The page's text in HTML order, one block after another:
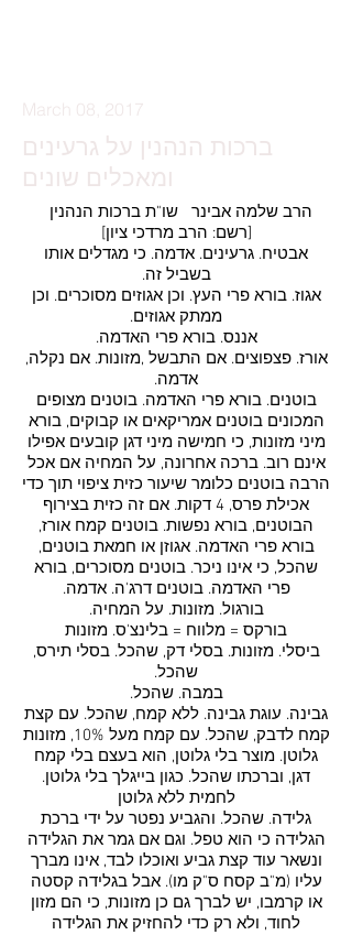
March 08, 2017
ברכות הנהנין על גרעינים
ומאכלים שונים
הרב שלמה אבינר שו"ת ברכות הנהנין
[רשם: הרב מרדכי ציון]
אבטיח. גרעינים. אדמה. כי מגדלים אותו
בשביל זה.
אגוז. בורא פרי העץ. וכן אגוזים מסוכרים. וכן
ממתק אגוזים.
אננס. בורא פרי האדמה.
אורז. פצפוצים. אם התבשל ,מזונות. אם נקלה,
אדמה.
בוטנים. בורא פרי האדמה. בוטנים מצופים
המכונים בוטנים אמריקאים או קבוקים, בורא
מיני מזונות, כי חמישה מיני דגן קובעים אפילו
אינם רוב. ברכה אחרונה, על המחיה אם אכל
הרבה בוטנים כלומר שיעור כזית ציפוי תוך כדי
אכילת פרס, 4 דקות. אם זה כזית בצירוף
הבוטנים, בורא נפשות. בוטנים קמח אורז,
בורא פרי האדמה. אגוזן או חמאת בוטנים,
שהכל, כי אינו ניכר. בוטנים מסוכרים, בורא
פרי האדמה. בוטנים דרג'ה. אדמה.
בורגול. מזונות. על המחיה.
בורקס = מלווח = בלינצ'ס. מזונות
ביסלי. מזונות. בסלי דק, שהכל. בסלי תירס,
שהכל.
במבה. שהכל.
גבינה. עוגת גבינה. ללא קמח, שהכל. עם קצת
קמח לדבק, שהכל. עם קמח מעל 10%, מזונות
גלוטן. מוצר בלי גלוטן, הוא בעצם בלי קמח
דגן, וברכתו שהכל. כגון בייגלך בלי גלוטן.
לחמית ללא גלוטן
גלידה. שהכל. והגביע נפטר על ידי ברכת
הגלידה כי הוא טפל. וגם אם גמר את הגלידה
ונשאר עוד קצת גביע ואוכלו לבד, אינו מברך
עליו (מ"ב קסח ס"ק מו). אבל בגלידה קסטה
או קרמבו, יש לברך גם כן מזונות, כי הם מזון
לחוד, ולא רק כדי להחזיק את הגלידה